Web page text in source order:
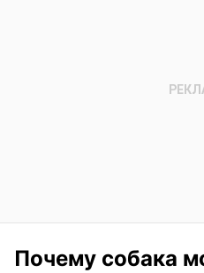
Почему собака